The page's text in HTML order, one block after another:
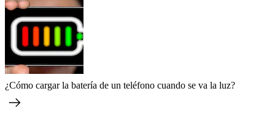
¿Cómo cargar la batería de un teléfono cuando se va la luz?